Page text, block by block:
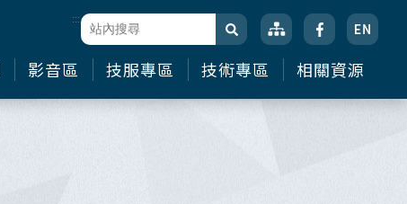
:::
站台檢索
影音區 技服專區 技術專區 相關資源